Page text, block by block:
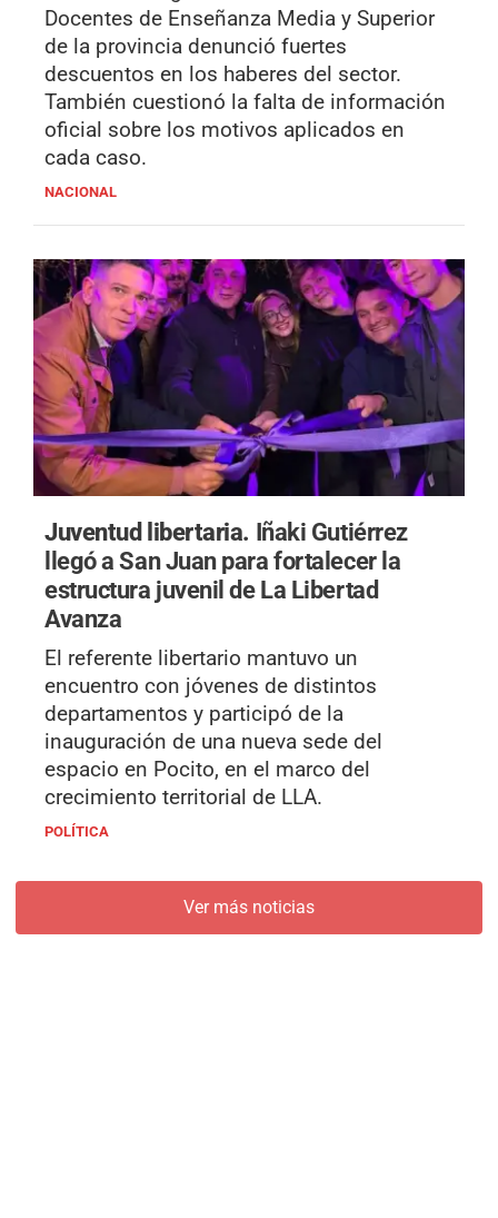
Docentes de Enseñanza Media y Superior
de la provincia denunció fuertes
descuentos en los haberes del sector.
También cuestionó la falta de información
oficial sobre los motivos aplicados en
cada caso.
NACIONAL
Juventud libertaria. Iñaki Gutiérrez
llegó a San Juan para fortalecer la
estructura juvenil de La Libertad
Avanza
El referente libertario mantuvo un
encuentro con jóvenes de distintos
departamentos y participó de la
inauguración de una nueva sede del
espacio en Pocito, en el marco del
crecimiento territorial de LLA.
POLÍTICA
Ver más noticias